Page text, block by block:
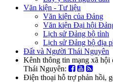
Văn kiện - Tư liệu
Văn kiện của Đảng
Văn kiện Đại hội
Lịch sử Đảng bộ tỉnh
Lịch sử Đảng bộ địa
Đất và Người Thái Nguyên
Kênh thông tin mạng xã
Thái Nguyên:
Điện thoại hỗ trợ phản hồi,